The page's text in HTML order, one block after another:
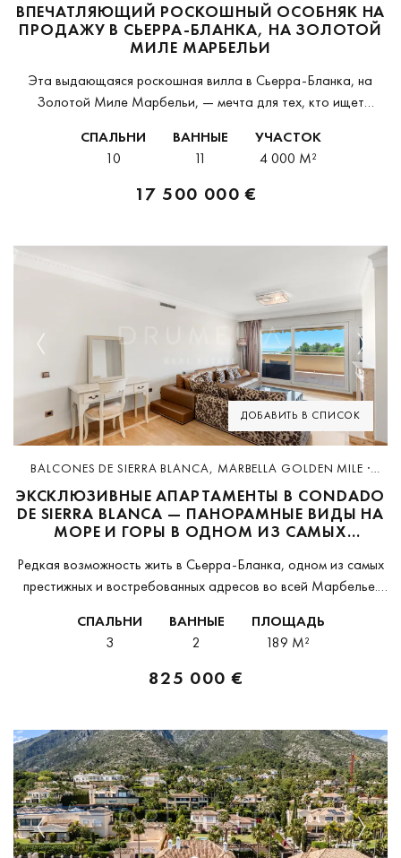
ВПЕЧАТЛЯЮЩИЙ РОСКОШНЫЙ ОСОБНЯК НА
ПРОДАЖУ В СЬЕРРА-БЛАНКА, НА ЗОЛОТОЙ
МИЛЕ МАРБЕЛЬИ
Эта выдающаяся роскошная вилла в Сьерра-Бланка, на
Золотой Миле Марбельи, — мечта для тех, кто ищет
урбанизированном комплексе. Сочетая выразительную
архитектуру со средиземноморским окружением,...
СПАЛЬНИ
10
ВАННЫЕ
11
УЧАСТОК
4 000 M²
17 500 000 €
ДОБАВИТЬ В СПИСОК
Previous Next
BALCONES DE SIERRA BLANCA, MARBELLA GOLDEN MILE ·
D5212
ЭКСКЛЮЗИВНЫЕ АПАРТАМЕНТЫ В CONDADO
DE SIERRA BLANCA — ПАНОРАМНЫЕ ВИДЫ НА
МОРЕ И ГОРЫ В ОДНОМ ИЗ САМЫХ
Редкая возможность жить в Сьерра-Бланка, одном из самых
престижных и востребованных адресов во всей Марбелье.
Sierra Blanca — приватном закрытом комплексе с
круглосуточной...
СПАЛЬНИ
3
ВАННЫЕ
2
ПЛОЩАДЬ
189 M²
825 000 €
Previous Next